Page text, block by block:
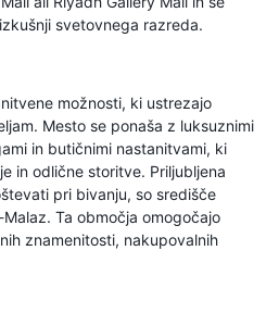
svetovnega razreda.
možnosti, ki ustrezajo
Mesto se ponaša z luksuznimi
in butičnimi nastanitvami, ki
in odlične storitve. Priljubljena
pri bivanju, so središče
Ta območja omogočajo
znamenitosti, nakupovalnih